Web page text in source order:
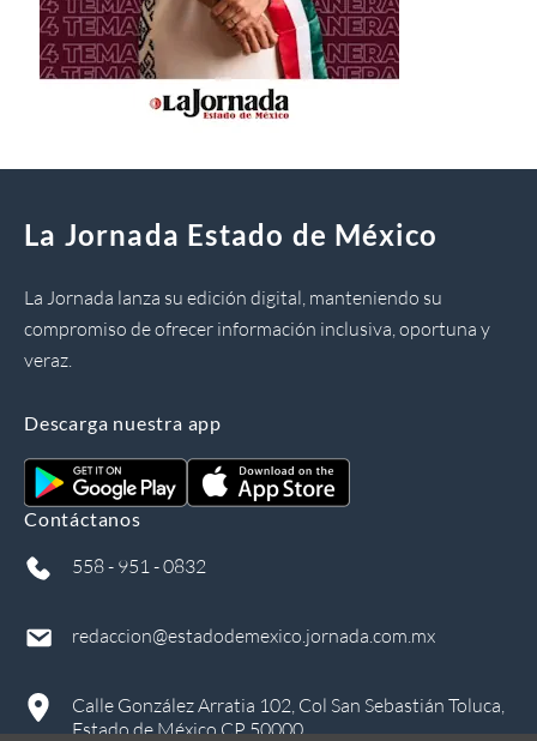
La Jornada Estado de México
La Jornada lanza su edición digital, manteniendo su
compromiso de ofrecer información inclusiva, oportuna y
veraz.
Descarga nuestra app
Contáctanos
558 - 951 - 0832
redaccion@estadodemexico.jornada.com.mx
Calle González Arratia 102, Col San Sebastián Toluca,
Estado de México CP 50000